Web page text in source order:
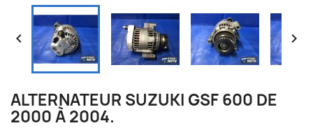
 
ALTERNATEUR SUZUKI GSF 600 DE
2000 À 2004.